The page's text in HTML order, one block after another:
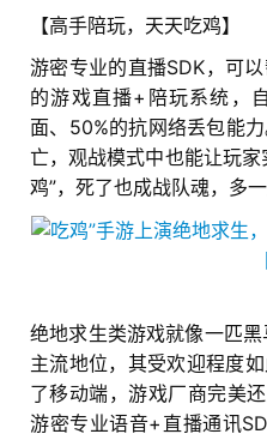
茶
7
月
3
日
游
茶
【高手陪玩，天天吃鸡】
游密专业的直播SDK，可
的游戏直播+陪玩系统，
面、50%的抗网络丢包能
亡，观战模式中也能让玩
鸡”，死了也成战队魂，多一
绝地求生类游戏就像一匹
主流地位，其受欢迎程度
了移动端，游戏厂商完美
游密专业语音+直播通讯